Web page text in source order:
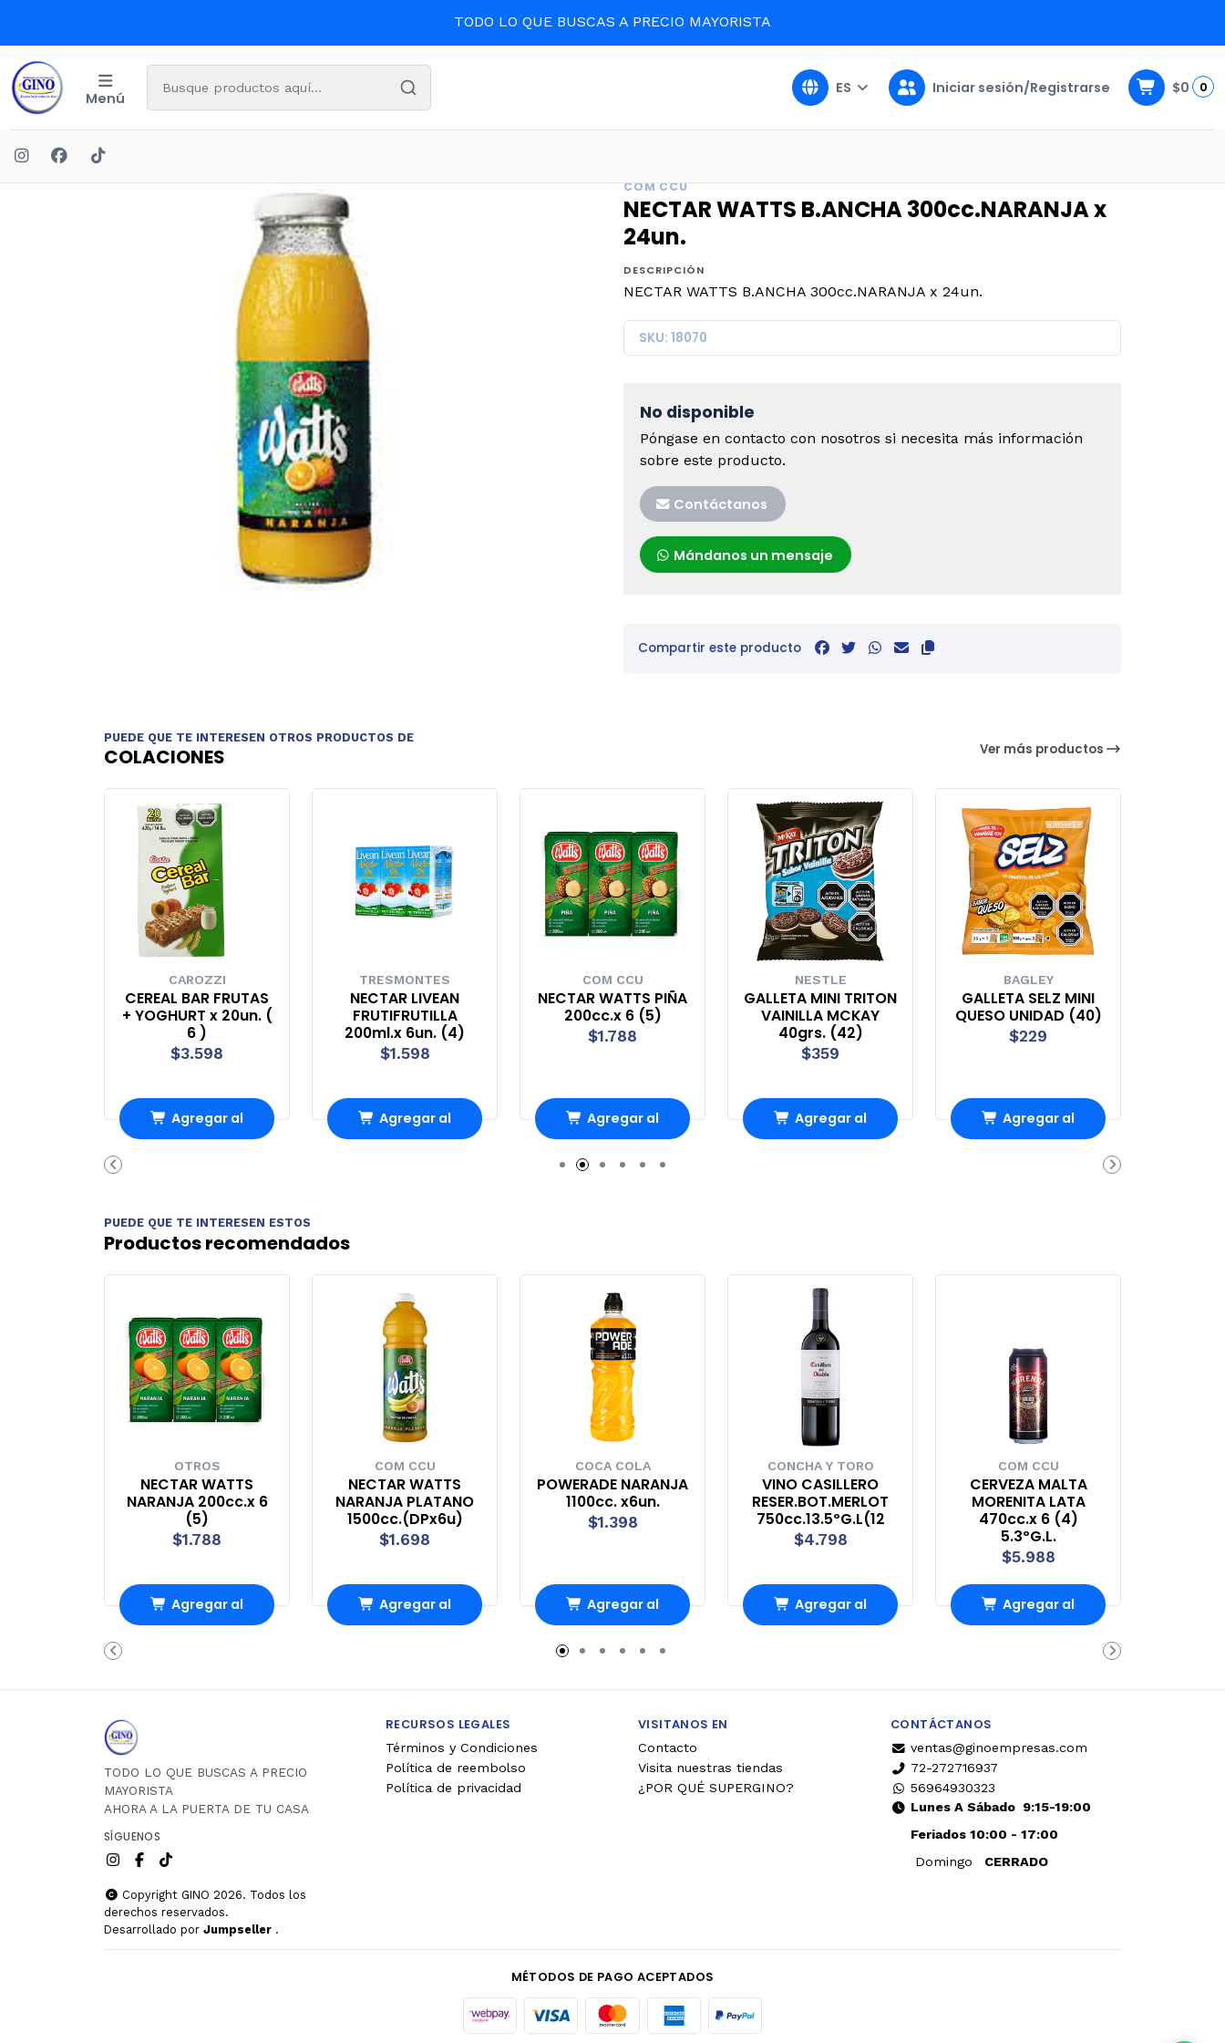
TODO LO QUE BUSCAS A PRECIO MAYORISTA
Menú
ES Iniciar sesión/Registrarse $0 0
COM CCU
NECTAR WATTS B.ANCHA 300cc.NARANJA x
24un.
DESCRIPCIÓN
NECTAR WATTS B.ANCHA 300cc.NARANJA x 24un.
SKU: 18070
No disponible
Póngase en contacto con nosotros si necesita más información
sobre este producto.
Contáctanos
Mándanos un mensaje
Compartir este producto
PUEDE QUE TE INTERESEN OTROS PRODUCTOS DE
COLACIONES Ver más productos
CAROZZI
CEREAL BAR FRUTAS
+ YOGHURT x 20un. (
6 )
$3.598
Agregar al
TRESMONTES
NECTAR LIVEAN
FRUTIFRUTILLA
200ml.x 6un. (4)
$1.598
Agregar al
COM CCU
NECTAR WATTS PIÑA
200cc.x 6 (5)
$1.788
Agregar al
carrito
NESTLE
GALLETA MINI TRITON
VAINILLA MCKAY
40grs. (42)
$359
Agregar al
BAGLEY
GALLETA SELZ MINI
QUESO UNIDAD (40)
$229
Agregar al
PUEDE QUE TE INTERESEN ESTOS
Productos recomendados
OTROS
NECTAR WATTS
NARANJA 200cc.x 6
(5)
$1.788
Agregar al
COM CCU
NECTAR WATTS
NARANJA PLATANO
1500cc.(DPx6u)
$1.698
Agregar al
COCA COLA
POWERADE NARANJA
1100cc. x6un.
$1.398
Agregar al
carrito
CONCHA Y TORO
VINO CASILLERO
RESER.BOT.MERLOT
750cc.13.5ºG.L(12
$4.798
Agregar al
COM CCU
CERVEZA MALTA
MORENITA LATA
470cc.x 6 (4)
5.3ºG.L.
$5.988
Agregar al
TODO LO QUE BUSCAS A PRECIO
MAYORISTA
AHORA A LA PUERTA DE TU CASA
SÍGUENOS
Copyright GINO 2026. Todos los
derechos reservados.
Desarrollado por Jumpseller .
RECURSOS LEGALES
Términos y Condiciones
Política de reembolso
Política de privacidad
VISITANOS EN
Contacto
Visita nuestras tiendas
¿POR QUÉ SUPERGINO?
CONTÁCTANOS
ventas@ginoempresas.com
72-272716937
56964930323
Lunes A Sábado9:15-19:00
Feriados 10:00 - 17:00
Domingo
CERRADO
MÉTODOS DE PAGO ACEPTADOS